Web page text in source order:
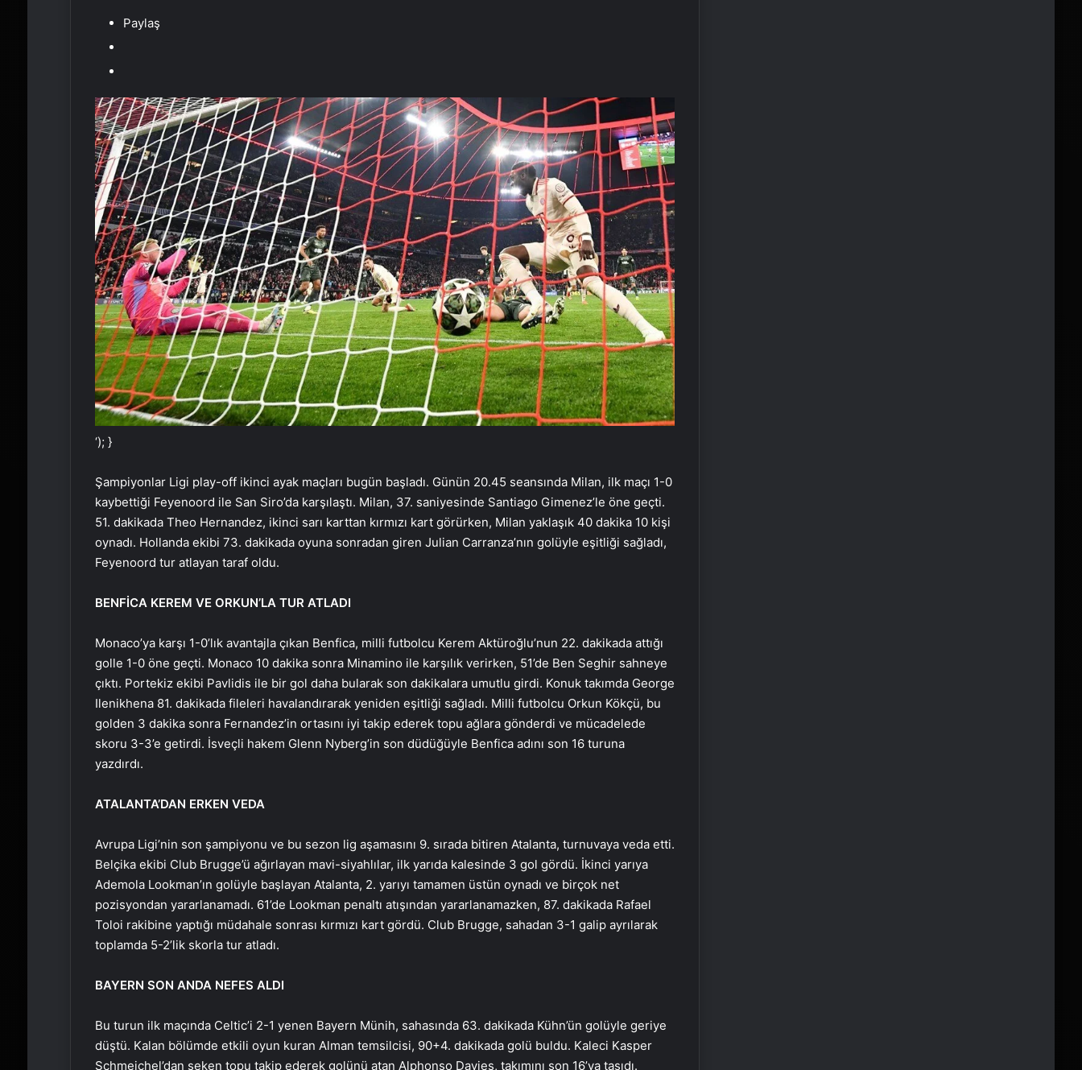
Paylaş
‘); }
Şampiyonlar Ligi play-off ikinci ayak maçları bugün başladı. Günün 20.45 seansında Milan, ilk maçı 1-0
kaybettiği Feyenoord ile San Siro’da karşılaştı. Milan, 37. saniyesinde Santiago Gimenez’le öne geçti.
51. dakikada Theo Hernandez, ikinci sarı karttan kırmızı kart görürken, Milan yaklaşık 40 dakika 10 kişi
oynadı. Hollanda ekibi 73. dakikada oyuna sonradan giren Julian Carranza’nın golüyle eşitliği sağladı,
Feyenoord tur atlayan taraf oldu.
BENFİCA KEREM VE ORKUN’LA TUR ATLADI
Monaco’ya karşı 1-0’lık avantajla çıkan Benfica, milli futbolcu Kerem Aktüroğlu’nun 22. dakikada attığı
golle 1-0 öne geçti. Monaco 10 dakika sonra Minamino ile karşılık verirken, 51’de Ben Seghir sahneye
çıktı. Portekiz ekibi Pavlidis ile bir gol daha bularak son dakikalara umutlu girdi. Konuk takımda George
Ilenikhena 81. dakikada fileleri havalandırarak yeniden eşitliği sağladı. Milli futbolcu Orkun Kökçü, bu
golden 3 dakika sonra Fernandez’in ortasını iyi takip ederek topu ağlara gönderdi ve mücadelede
skoru 3-3’e getirdi. İsveçli hakem Glenn Nyberg’in son düdüğüyle Benfica adını son 16 turuna
yazdırdı.
ATALANTA’DAN ERKEN VEDA
Avrupa Ligi’nin son şampiyonu ve bu sezon lig aşamasını 9. sırada bitiren Atalanta, turnuvaya veda etti.
Belçika ekibi Club Brugge’ü ağırlayan mavi-siyahlılar, ilk yarıda kalesinde 3 gol gördü. İkinci yarıya
Ademola Lookman’ın golüyle başlayan Atalanta, 2. yarıyı tamamen üstün oynadı ve birçok net
pozisyondan yararlanamadı. 61’de Lookman penaltı atışından yararlanamazken, 87. dakikada Rafael
Toloi rakibine yaptığı müdahale sonrası kırmızı kart gördü. Club Brugge, sahadan 3-1 galip ayrılarak
toplamda 5-2’lik skorla tur atladı.
BAYERN SON ANDA NEFES ALDI
Bu turun ilk maçında Celtic’i 2-1 yenen Bayern Münih, sahasında 63. dakikada Kühn’ün golüyle geriye
düştü. Kalan bölümde etkili oyun kuran Alman temsilcisi, 90+4. dakikada golü buldu. Kaleci Kasper
Schmeichel’dan seken topu takip ederek golünü atan Alphonso Davies, takımını son 16’ya taşıdı.